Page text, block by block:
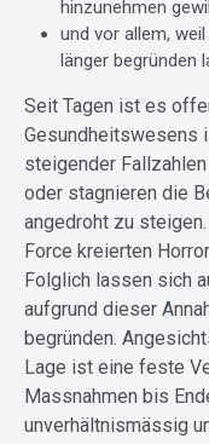
hinzunehmen
­und vor allem,
länger begründen
Seit Tagen ist es
Gesundheitswesens
steigender
oder stagnieren die
angedroht zu
Force kreierten
Folglich lassen sich
aufgrund dieser
begründen.
Lage ist eine feste
Massnahmen bis
unverhältnismässig